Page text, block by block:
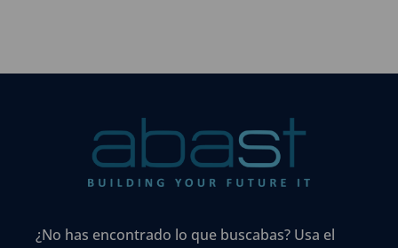
¿No has encontrado lo que buscabas? Usa el